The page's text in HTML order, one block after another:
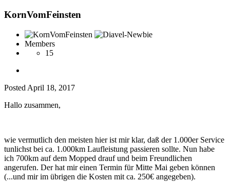
KornVomFeinsten
Members
15
Posted April 18, 2017
Hallo zusammen,
wie vermutlich den meisten hier ist mir klar, daß der 1.000er Service
tunlichst bei ca. 1.000km Laufleistung passieren sollte. Nun habe
ich 700km auf dem Mopped drauf und beim Freundlichen
angerufen. Der hat mir einen Termin für Mitte Mai geben können
(...und mir im übrigen die Kosten mit ca. 250€ angegeben).